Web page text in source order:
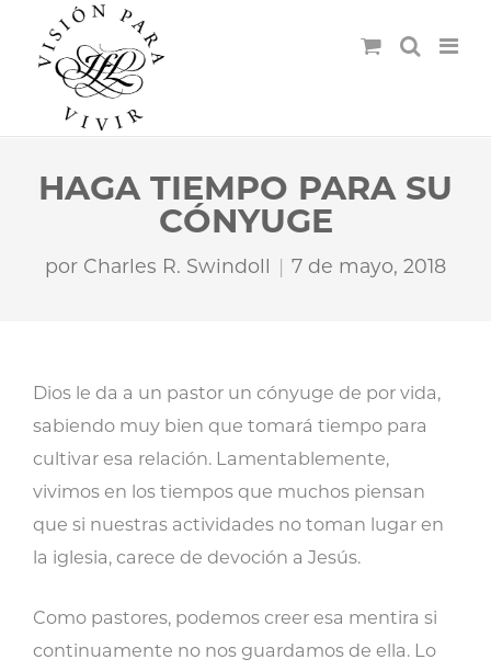
HAGA TIEMPO PARA SU
CÓNYUGE
por Charles R. Swindoll 7 de mayo, 2018
Dios le da a un pastor un cónyuge de por vida,
sabiendo muy bien que tomará tiempo para
cultivar esa relación. Lamentablemente,
vivimos en los tiempos que muchos piensan
que si nuestras actividades no toman lugar en
la iglesia, carece de devoción a Jesús.
Como pastores, podemos creer esa mentira si
continuamente no nos guardamos de ella. Lo